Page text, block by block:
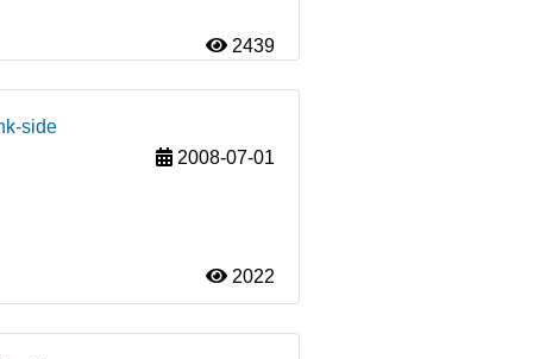
2439
side
2008-07-01
2022